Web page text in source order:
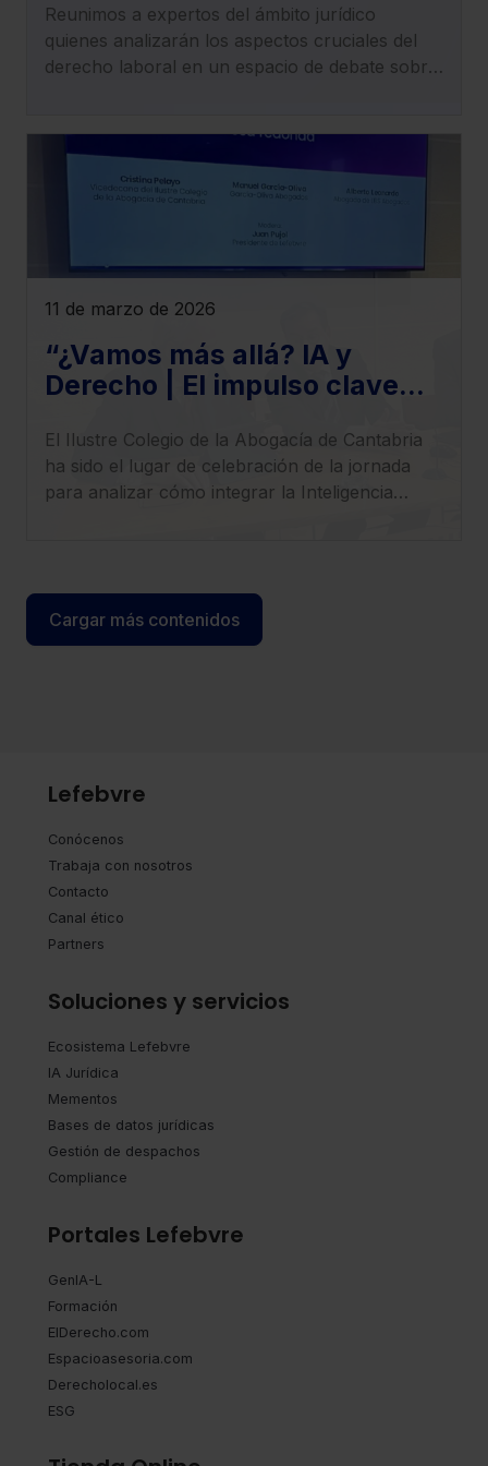
laboral, empleo, trabajo y
Seguridad Social
Reunimos a expertos del ámbito jurídico
quienes analizarán los aspectos cruciales del
derecho laboral en un espacio de debate sobre
11 de marzo de 2026
“¿Vamos más allá? IA y
Derecho | El impulso clave
siguiente nivel”,
El Ilustre Colegio de la Abogacía de Cantabria
ha sido el lugar de celebración de la jornada
para analizar cómo integrar la Inteligencia
Cargar más contenidos
Lefebvre
Conócenos
Trabaja con nosotros
Contacto
Canal ético
Partners
Soluciones y servicios
Ecosistema Lefebvre
IA Jurídica
Mementos
Bases de datos jurídicas
Gestión de despachos
Compliance
Portales Lefebvre
GenIA-L
Formación
ElDerecho.com
Espacioasesoria.com
Derecholocal.es
ESG